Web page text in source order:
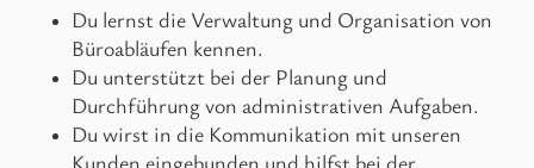
Du lernst die Verwaltung und Organisation von
Büroabläufen kennen.
Du unterstützt bei der Planung und
Durchführung von administrativen Aufgaben.
Du wirst in die Kommunikation mit unseren
Kunden eingebunden und hilfst bei der